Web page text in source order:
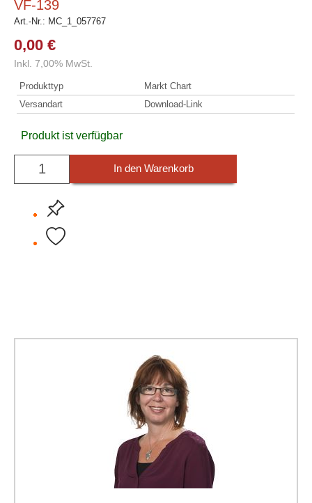
VF-139
Art.-Nr.: MC_1_057767
0,00 €
Inkl. 7,00% MwSt.
Produkttyp
Markt Chart
Versandart
Download-Link
Produkt ist verfügbar
In den Warenkorb